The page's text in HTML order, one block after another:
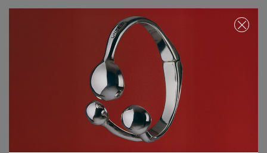
Aggiungi al carrello
Guida alle taglie e ai vestibilità
Esplora altre categorie Outlet